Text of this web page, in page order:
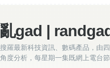
亂gad |
搜羅最新科技資訊、數碼產品，由
角度分析，每星期一集既網上電台